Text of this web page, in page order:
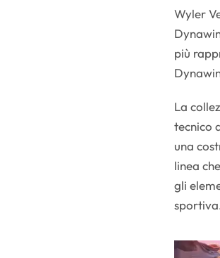
Wyler
più
La
tecnico
una
linea
gli